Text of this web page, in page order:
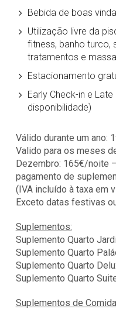
Bebida de boas
Utilização livre da
fitness, banho turco,
tratamentos e
Estacionamento
Early Check-in e
disponibilidade)
Válido durante um ano:
Valido para os meses
Dezembro: 165€/noite
pagamento de
(IVA incluído à taxa em
Exceto datas festivas
Suplementos:
Suplemento Quarto
Suplemento Quarto
Suplemento Quarto
Suplemento Quarto
Suplementos de